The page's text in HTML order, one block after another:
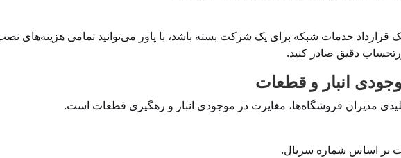
قرارداد خدمات شبکه برای یک شرکت بسته باشد، با پاور می‌توانید تمامی هزینه‌های
دقیق صادر کنید.
مدیران فروشگاه‌ها، مغایرت در موجودی انبار و رهگیری قطعات است.
بر اساس شماره سریال.